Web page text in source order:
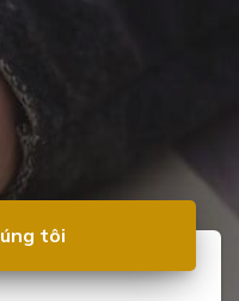
tôi